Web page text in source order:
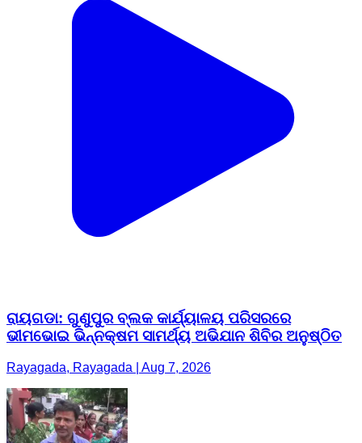
ରାୟଗଡା: ଗୁଣୁପୁର ବ୍ଲକ କାର୍ଯ୍ୟାଳୟ ପରିସରରେ
ଭୀମଭୋଇ ଭିନ୍ନକ୍ଷମ ସାମର୍ଥ୍ୟ ଅଭିଯାନ ଶିବିର ଅନୁଷ୍ଠିତ
Rayagada, Rayagada | Aug 7, 2026